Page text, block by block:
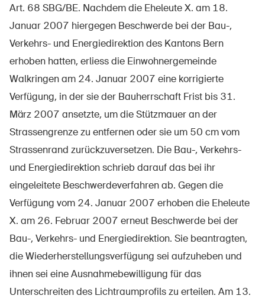
Art. 68 SBG/BE. Nachdem die Eheleute X. am 18.
Januar 2007 hiergegen Beschwerde bei der Bau-,
Verkehrs- und Energiedirektion des Kantons Bern
erhoben hatten, erliess die Einwohnergemeinde
Walkringen am 24. Januar 2007 eine korrigierte
Verfügung, in der sie der Bauherrschaft Frist bis 31.
März 2007 ansetzte, um die Stützmauer an der
Strassengrenze zu entfernen oder sie um 50 cm vom
Strassenrand zurückzuversetzen. Die Bau-, Verkehrs-
und Energiedirektion schrieb darauf das bei ihr
eingeleitete Beschwerdeverfahren ab. Gegen die
Verfügung vom 24. Januar 2007 erhoben die Eheleute
X. am 26. Februar 2007 erneut Beschwerde bei der
Bau-, Verkehrs- und Energiedirektion. Sie beantragten,
die Wiederherstellungsverfügung sei aufzuheben und
ihnen sei eine Ausnahmebewilligung für das
Unterschreiten des Lichtraumprofils zu erteilen. Am 13.